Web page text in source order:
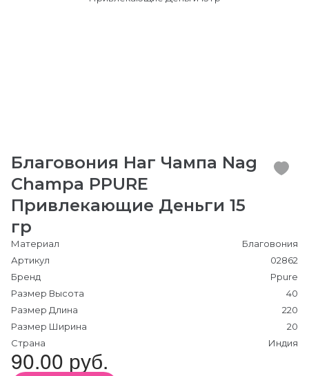
Благовония Наг Чампа Nag
Champa PPURE
Привлекающие Деньги 15
гр
Материал
Благовония
Артикул
02862
Бренд
Ppure
Размер Высота
40
Размер Длина
220
Размер Ширина
20
Страна
Индия
90.00 руб.